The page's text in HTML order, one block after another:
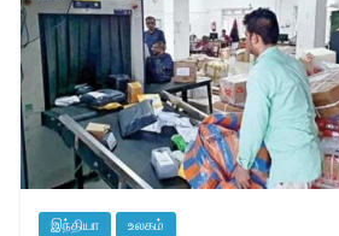
இந்தியா உலகம்